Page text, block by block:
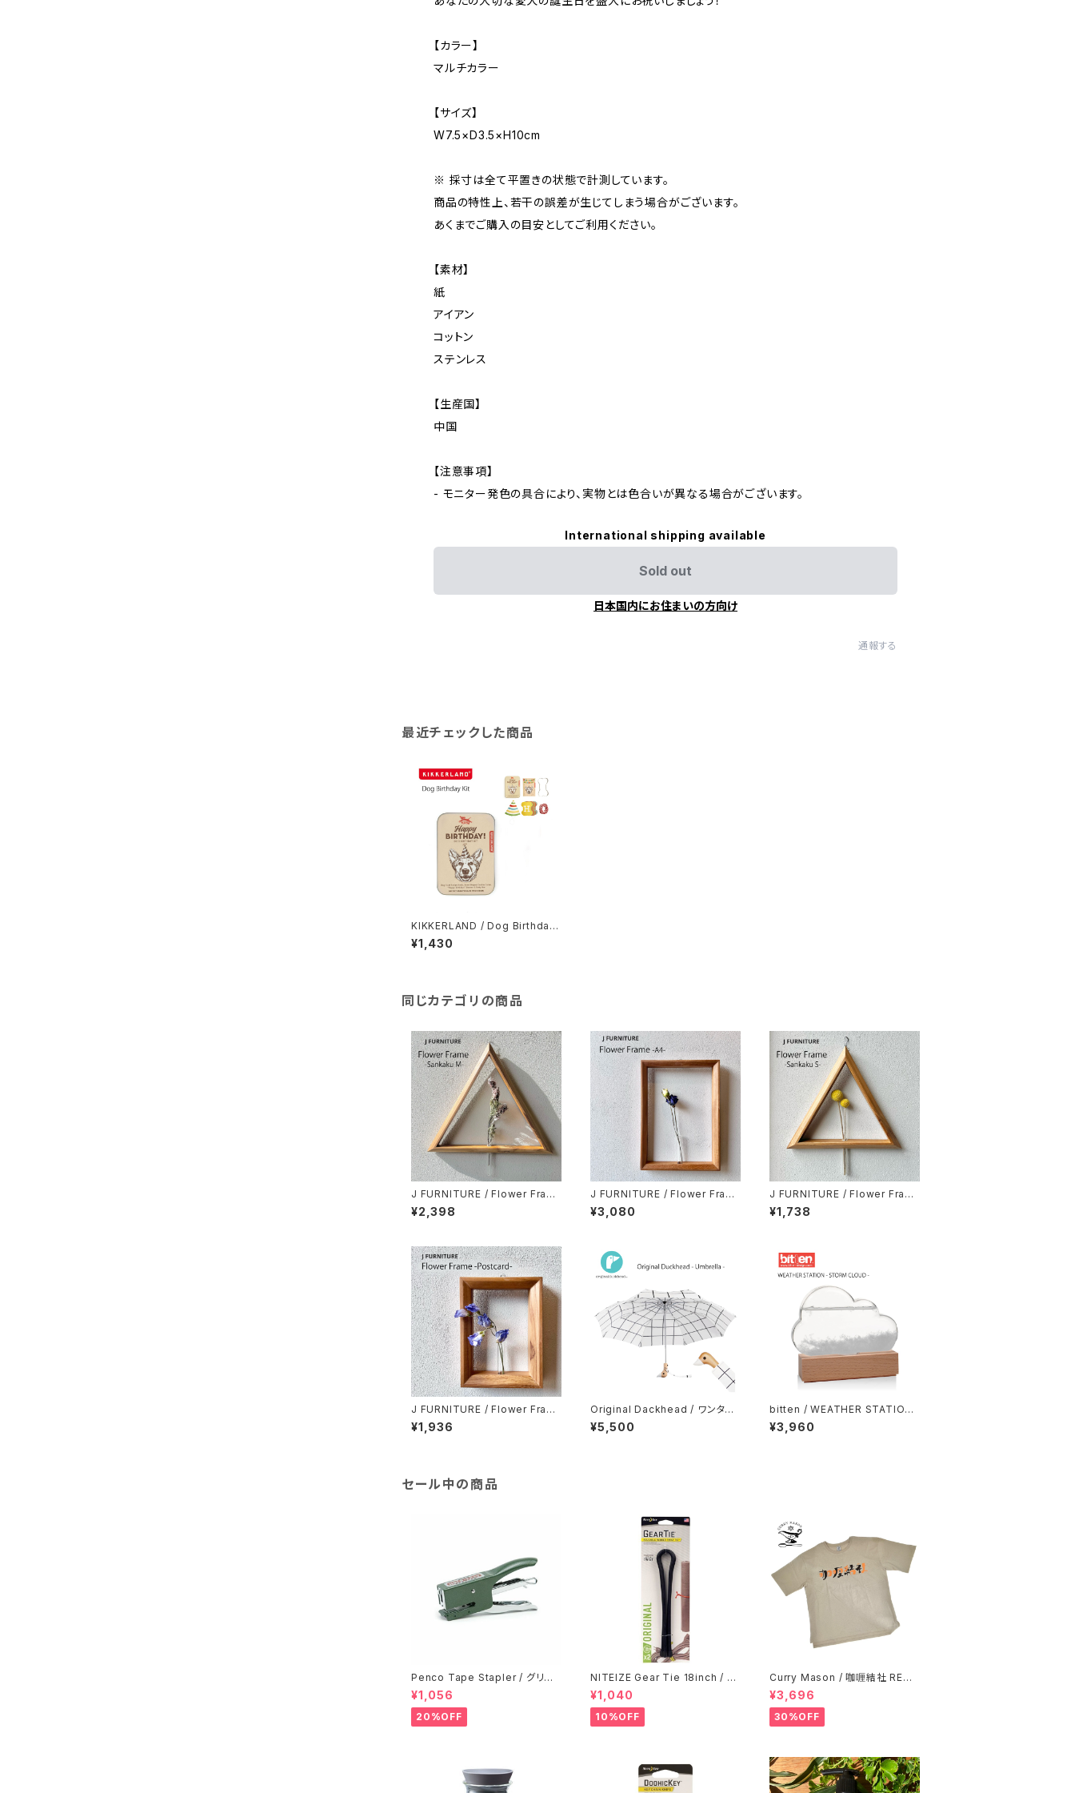
【カラー】
マルチカラー
【サイズ】
W7.5×D3.5×H10cm
※ 採寸は全て平置きの状態で計測しています。
商品の特性上、若干の誤差が生じてしまう場合がございます。
あくまでご購入の目安としてご利用ください。
【素材】
紙
アイアン
コットン
ステンレス
【生産国】
中国
【注意事項】
- モニター発色の具合により、実物とは色合いが異なる場合がございます。
International shipping available
Sold out
日本国内にお住まいの方向け
通報する
最近チェックした商品
KIKKERLAND / Dog Birthday
Kit
¥1,430
同じカテゴリの商品
J FURNITURE / Flower Fram
e - Sankaku M -
¥2,398
J FURNITURE / Flower Fram
e - A4 -
¥3,080
J FURNITURE / Flower Fram
e - Sankaku S -
¥1,738
J FURNITURE / Flower Fram
e - Post card -
¥1,936
Original Dackhead / ワンタッ
チ式折り畳み傘
¥5,500
bitten / WEATHER STATION
- STORM CLOUD -
¥3,960
セール中の商品
Penco Tape Stapler / グリー
ン
¥1,056
20%OFF
NITEIZE Gear Tie 18inch / ブ
ラック
¥1,040
10%OFF
Curry Mason / 咖喱結社 RETR
O T-Shirt
¥3,696
30%OFF